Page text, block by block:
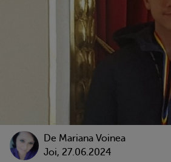
De Mariana Voinea
Joi, 27.06.2024